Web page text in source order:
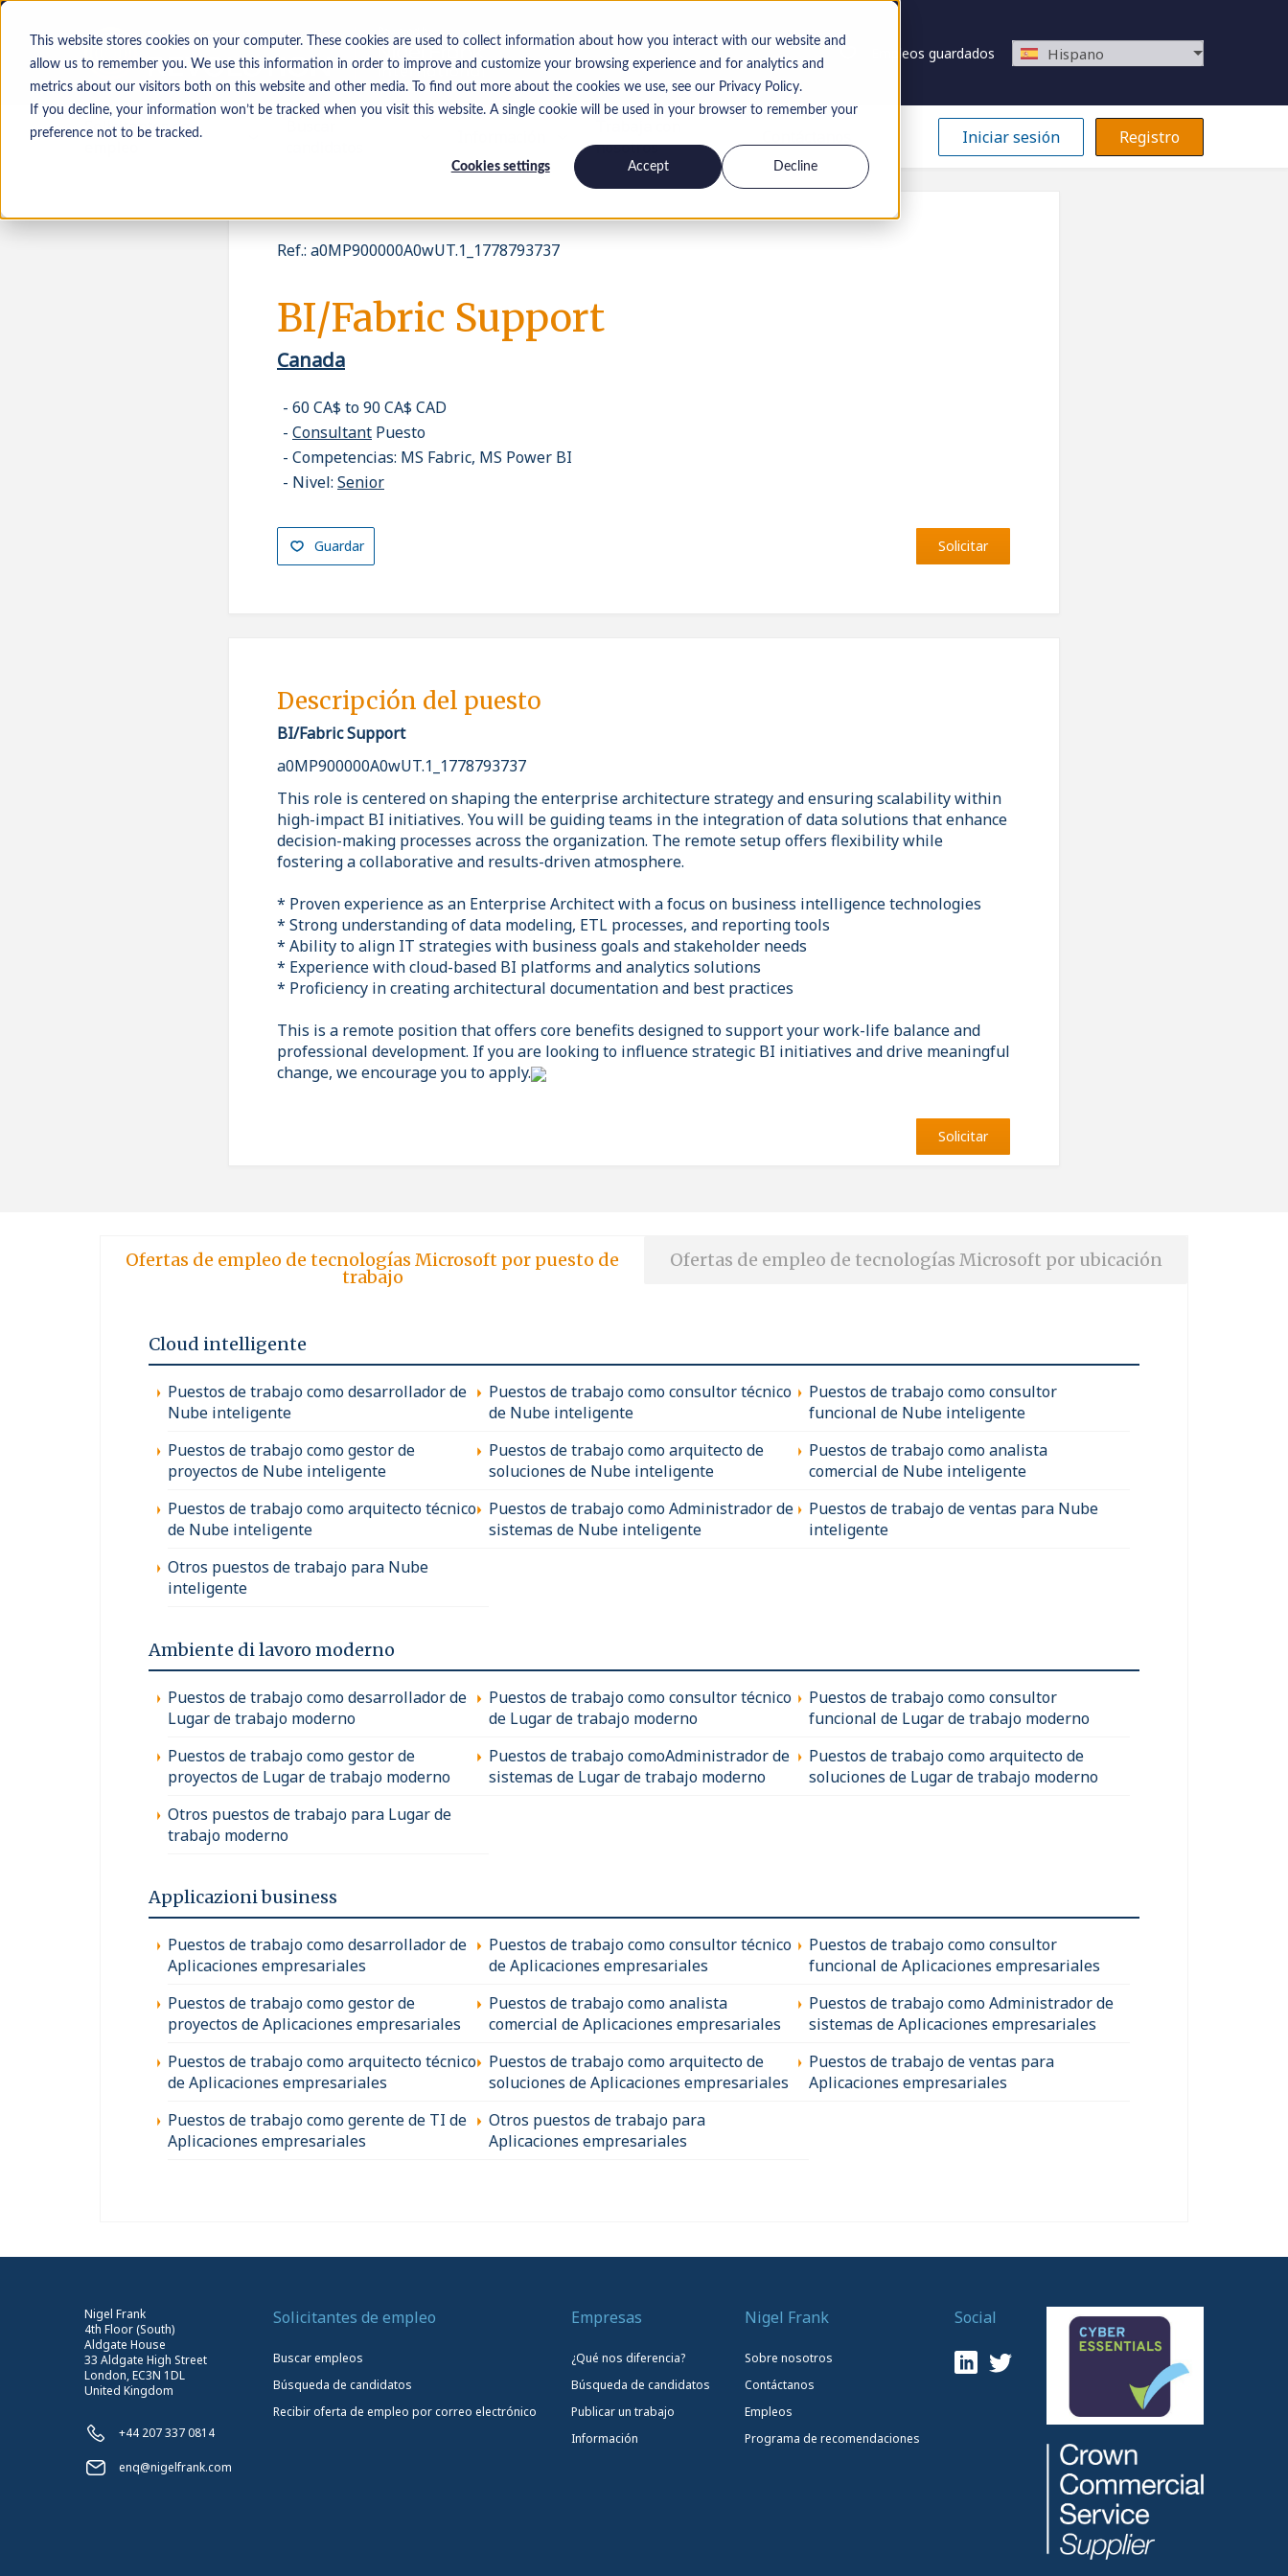
This website stores cookies on your computer. These cookies are used to collect information about how you interact with our website and
allow us to remember you. We use this information in order to improve and customize your browsing experience and for analytics and
metrics about our visitors both on this website and other media. To find out more about the cookies we use, see our Privacy Policy.
If you decline, your information won’t be tracked when you visit this website. A single cookie will be used in your browser to remember your
preference not to be tracked.
Cookies settings Accept Decline
Empleos guardados Hispano
Solicitantes de
nosotros
Iniciar sesión Registro
Ref.: a0MP900000A0wUT.1_1778793737
BI/Fabric Support
Canada
60 CA$ to 90 CA$ CAD
Consultant Puesto
Competencias: MS Fabric, MS Power BI
Nivel: Senior
Guardar Solicitar
Descripción del puesto
BI/Fabric Support
a0MP900000A0wUT.1_1778793737
This role is centered on shaping the enterprise architecture strategy and ensuring scalability within
high-impact BI initiatives. You will be guiding teams in the integration of data solutions that enhance
decision-making processes across the organization. The remote setup offers flexibility while
fostering a collaborative and results-driven atmosphere.
* Proven experience as an Enterprise Architect with a focus on business intelligence technologies
* Strong understanding of data modeling, ETL processes, and reporting tools
* Ability to align IT strategies with business goals and stakeholder needs
* Experience with cloud-based BI platforms and analytics solutions
* Proficiency in creating architectural documentation and best practices
This is a remote position that offers core benefits designed to support your work-life balance and
professional development. If you are looking to influence strategic BI initiatives and drive meaningful
change, we encourage you to apply.
Solicitar
Ofertas de empleo de tecnologías Microsoft por puesto de
trabajo
Ofertas de empleo de tecnologías Microsoft por ubicación
Cloud intelligente
Puestos de trabajo como desarrollador de
Nube inteligente
Puestos de trabajo como consultor técnico
de Nube inteligente
Puestos de trabajo como consultor
funcional de Nube inteligente
Puestos de trabajo como gestor de
proyectos de Nube inteligente
Puestos de trabajo como arquitecto de
soluciones de Nube inteligente
Puestos de trabajo como analista
comercial de Nube inteligente
Puestos de trabajo como arquitecto técnico
de Nube inteligente
Puestos de trabajo como Administrador de
sistemas de Nube inteligente
Puestos de trabajo de ventas para Nube
inteligente
Otros puestos de trabajo para Nube
inteligente
Ambiente di lavoro moderno
Puestos de trabajo como desarrollador de
Lugar de trabajo moderno
Puestos de trabajo como consultor técnico
de Lugar de trabajo moderno
Puestos de trabajo como consultor
funcional de Lugar de trabajo moderno
Puestos de trabajo como gestor de
proyectos de Lugar de trabajo moderno
Puestos de trabajo comoAdministrador de
sistemas de Lugar de trabajo moderno
Puestos de trabajo como arquitecto de
soluciones de Lugar de trabajo moderno
Otros puestos de trabajo para Lugar de
trabajo moderno
Applicazioni business
Puestos de trabajo como desarrollador de
Aplicaciones empresariales
Puestos de trabajo como consultor técnico
de Aplicaciones empresariales
Puestos de trabajo como consultor
funcional de Aplicaciones empresariales
Puestos de trabajo como gestor de
proyectos de Aplicaciones empresariales
Puestos de trabajo como analista
comercial de Aplicaciones empresariales
Puestos de trabajo como Administrador de
sistemas de Aplicaciones empresariales
Puestos de trabajo como arquitecto técnico
de Aplicaciones empresariales
Puestos de trabajo como arquitecto de
soluciones de Aplicaciones empresariales
Puestos de trabajo de ventas para
Aplicaciones empresariales
Puestos de trabajo como gerente de TI de
Aplicaciones empresariales
Otros puestos de trabajo para
Aplicaciones empresariales
Nigel Frank
4th Floor (South)
Aldgate House
33 Aldgate High Street
London, EC3N 1DL
United Kingdom
+44 207 337 0814
enq@nigelfrank.com
Solicitantes de empleo
Buscar empleos
Búsqueda de candidatos
Recibir oferta de empleo por correo electrónico
Empresas
¿Qué nos diferencia?
Búsqueda de candidatos
Publicar un trabajo
Información
Nigel Frank
Sobre nosotros
Contáctanos
Empleos
Programa de recomendaciones
Social